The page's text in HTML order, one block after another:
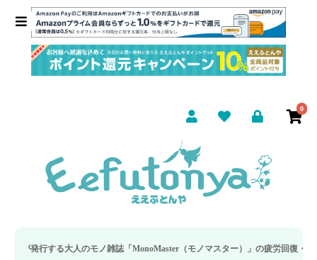
0
人のモノ雑誌「MonoMaster（モノマスター）」の疲労回復・睡眠の向上特集に